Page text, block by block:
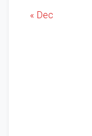
« Dec